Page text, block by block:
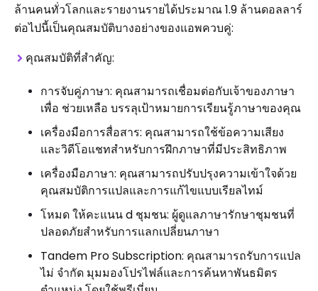
ล้านคนทั่วโลกและรายงานรายได้ประมาณ 1.9 ล้านดอลลาร์
ต่อไปนี้เป็นคุณสมบัติบางอย่างของแอพควบคู่:
คุณสมบัติที่สำคัญ:
การจับคู่ภาษา: คุณสามารถเชื่อมต่อกับเจ้าของภาษา
เพื่อ ช่วยเหลือ บรรลุเป้าหมายการเรียนรู้ภาษาของคุณ
เครื่องมือการสื่อสาร: คุณสามารถใช้ข้อความเสียง
และวิดีโอแชทสำหรับการฝึกภาษาที่มีประสิทธิภาพ
เครื่องมือภาษา: คุณสามารถปรับปรุงความเข้าใจด้วย
คุณสมบัติการแปลและการแก้ไขแบบเรียลไทม์
โหมด ให้คะแนน d ชุมชน: ผู้ดูแลภาษารักษาชุมชนที่
ปลอดภัยสำหรับการแลกเปลี่ยนภาษา
Tandem Pro Subscription: คุณสามารถรับการแปล
ไม่ จำกัด มุมมองโปรไฟล์และการค้นหาพันธมิตร